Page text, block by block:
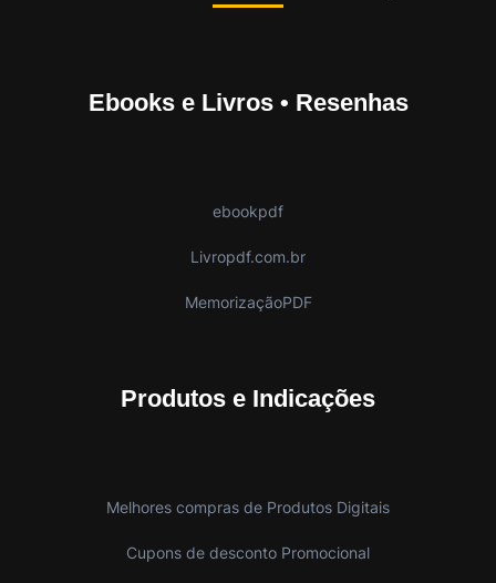
Ebooks e Livros • Resenhas
ebookpdf
Livropdf.com.br
MemorizaçãoPDF
Produtos e Indicações
Melhores compras de Produtos Digitais
Cupons de desconto Promocional